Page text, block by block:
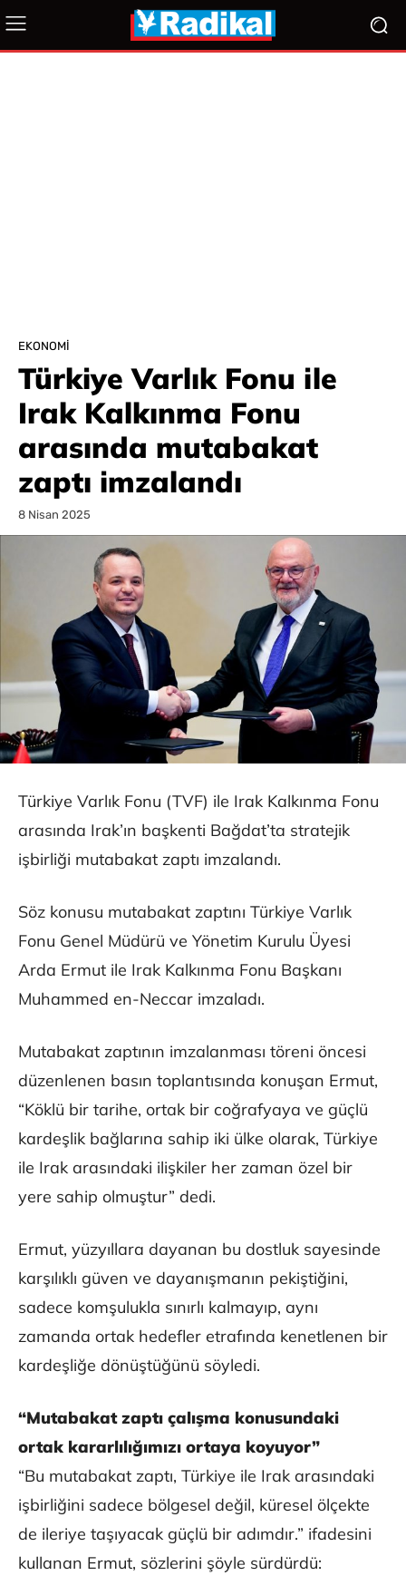
EKONOMI
Türkiye Varlık Fonu ile
Irak Kalkınma Fonu
arasında mutabakat
zaptı imzalandı
8 Nisan 2025
Türkiye Varlık Fonu (TVF) ile Irak Kalkınma Fonu
arasında Irak’ın başkenti Bağdat’ta stratejik
işbirliği mutabakat zaptı imzalandı.
Söz konusu mutabakat zaptını Türkiye Varlık
Fonu Genel Müdürü ve Yönetim Kurulu Üyesi
Arda Ermut ile Irak Kalkınma Fonu Başkanı
Muhammed en-Neccar imzaladı.
Mutabakat zaptının imzalanması töreni öncesi
düzenlenen basın toplantısında konuşan Ermut,
“Köklü bir tarihe, ortak bir coğrafyaya ve güçlü
kardeşlik bağlarına sahip iki ülke olarak, Türkiye
ile Irak arasındaki ilişkiler her zaman özel bir
yere sahip olmuştur” dedi.
Ermut, yüzyıllara dayanan bu dostluk sayesinde
karşılıklı güven ve dayanışmanın pekiştiğini,
sadece komşulukla sınırlı kalmayıp, aynı
zamanda ortak hedefler etrafında kenetlenen bir
kardeşliğe dönüştüğünü söyledi.
“Mutabakat zaptı çalışma konusundaki
ortak kararlılığımızı ortaya koyuyor”
“Bu mutabakat zaptı, Türkiye ile Irak arasındaki
işbirliğini sadece bölgesel değil, küresel ölçekte
de ileriye taşıyacak güçlü bir adımdır.” ifadesini
kullanan Ermut, sözlerini şöyle sürdürdü: